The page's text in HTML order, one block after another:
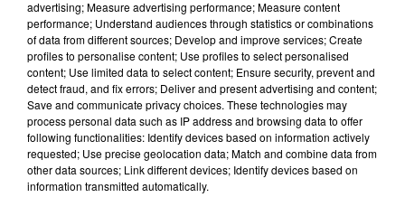
HERNANDEZ AVEC SON TUBE
"BORN TO BE ALIVE" ?
Depuis 1978, Patrick Hernandez
cartonne dans le monde entier avec
"Born To Be Alive". Mais combien d'argent
gagne-t-il grâce à son tube disco ? On
a la...
28 juin 2022
ZAZIE : ELLE ANNONCE SON RETOUR
IMMINENT EN VIDÉO !
Quatre ans après son dernier album et
advertising; Measure advertising performance; Measure content
performance; Understand audiences through statistics or combinations
of data from different sources; Develop and improve services; Create
profiles to personalise content; Use profiles to select personalised
content; Use limited data to select content; Ensure security, prevent and
detect fraud, and fix errors; Deliver and present advertising and content;
Save and communicate privacy choices. These technologies may
process personal data such as IP address and browsing data to offer
following functionalities: Identify devices based on information actively
requested; Use precise geolocation data; Match and combine data from
other data sources; Link different devices; Identify devices based on
information transmitted automatically.